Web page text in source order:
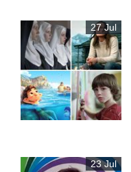
27 Jul
23 Jul